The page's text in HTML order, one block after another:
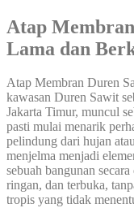
Atap
Lama dan
Atap Membran Duren
kawasan Duren Sawit
Jakarta Timur, muncul
pasti mulai menarik
pelindung dari hujan
menjelma menjadi
sebuah bangunan
ringan, dan terbuka,
tropis yang tidak